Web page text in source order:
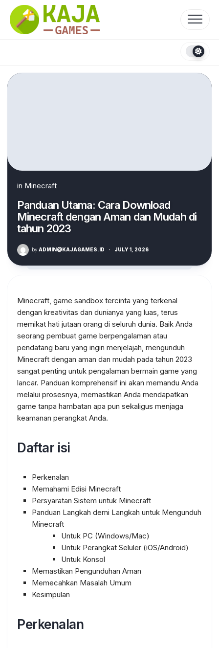
content
in Minecraft
Panduan Utama: Cara Download
Minecraft dengan Aman dan Mudah di
tahun 2023
by ADMIN@KAJAGAMES.ID · JULY 1, 2026
Minecraft, game sandbox tercinta yang terkenal
dengan kreativitas dan dunianya yang luas, terus
memikat hati jutaan orang di seluruh dunia. Baik Anda
seorang pembuat game berpengalaman atau
pendatang baru yang ingin menjelajah, mengunduh
Minecraft dengan aman dan mudah pada tahun 2023
sangat penting untuk pengalaman bermain game yang
lancar. Panduan komprehensif ini akan memandu Anda
melalui prosesnya, memastikan Anda mendapatkan
game tanpa hambatan apa pun sekaligus menjaga
keamanan perangkat Anda.
Daftar isi
Perkenalan
Memahami Edisi Minecraft
Persyaratan Sistem untuk Minecraft
Panduan Langkah demi Langkah untuk Mengunduh
Minecraft
Untuk PC (Windows/Mac)
Untuk Perangkat Seluler (iOS/Android)
Untuk Konsol
Memastikan Pengunduhan Aman
Memecahkan Masalah Umum
Kesimpulan
Perkenalan